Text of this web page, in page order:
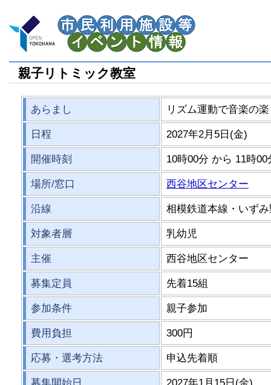
親子リトミック教室
あらまし リズム運動で音楽の
日程 2027年2月5日(金)
開催時刻 10時00分 から 11時00
場所/窓口 西谷地区センター
沿線 相模鉄道本線・いず
対象者層 乳幼児
主催 西谷地区センター
募集定員 先着15組
参加条件 親子参加
費用負担 300円
応募・選考方法 申込先着順